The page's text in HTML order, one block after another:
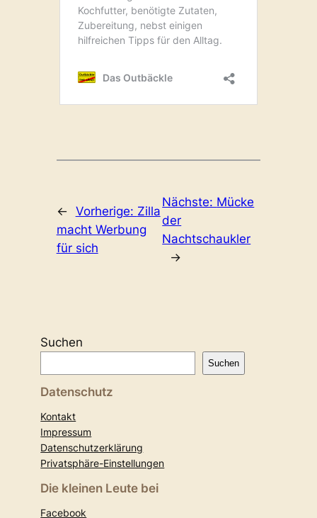
← Vorherige: Zilla
macht Werbung
für sich
Nächste: Mücke
der
Nachtschaukler
→
Suchen
Suchen
Datenschutz
Kontakt
Impressum
Datenschutzerklärung
Privatsphäre-Einstellungen
Die kleinen Leute bei
Facebook